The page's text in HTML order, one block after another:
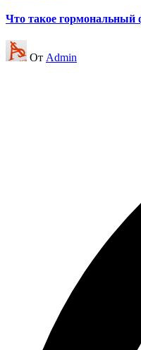
Что такое
Запись
от
От Admin